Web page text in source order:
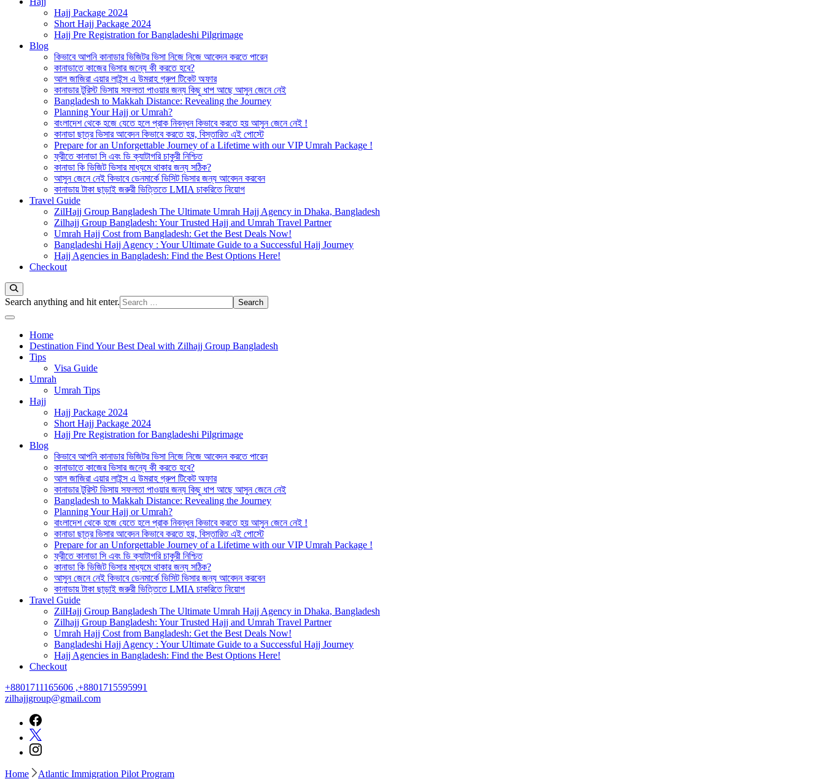
Hajj Package 2024
Short Hajj Package 2024
Hajj Pre Registration for Bangladeshi Pilgrimage
Blog
কিভাবে আপনি কানাডার ভিজিটর ভিসা নিজে নিজে আবেদন করতে পারেন
কানাডাতে কাজের ভিসার জন্যে কী করতে হবে?
আল জাজিরা এয়ার লাইন্স এ উমরাহ গ্রুপ টিকেট অফার
কানাডার টুরিস্ট ভিসায় সফলতা পাওয়ার জন্য কিছু ধাপ আছে আসুন জেনে নেই
Bangladesh to Makkah Distance: Revealing the Journey
Planning Your Hajj or Umrah?
বাংলাদেশ থেকে হজে যেতে হলে প্রাক নিবন্ধন কিভাবে করতে হয় আসুন জেনে নেই !
কানাডা ছাত্র ভিসার আবেদন কিভাবে করতে হয়, বিস্তারিত এই পোস্টে
Prepare for an Unforgettable Journey of a Lifetime with our VIP Umrah Package !
ফ্রীতে কানাডা সি এবং ডি ক্যাটাগরি চাকুরী নিশ্চিত
কানাডা কি ভিজিট ভিসার মাধ্যমে থাকার জন্য সঠিক?
আসুন জেনে নেই কিভাবে ডেনমার্কে ভিসিট ভিসার জন্য আবেদন করবেন
কানাডায় টাকা ছাড়াই জরুরী ভিত্তিতে LMIA চাকরিতে নিয়োগ
Travel Guide
ZilHajj Group Bangladesh The Ultimate Umrah Hajj Agency in Dhaka, Bangladesh
Zilhajj Group Bangladesh: Your Trusted Hajj and Umrah Travel Partner
Umrah Hajj Cost from Bangladesh: Get the Best Deals Now!
Bangladeshi Hajj Agency : Your Ultimate Guide to a Successful Hajj Journey
Hajj Agencies in Bangladesh: Find the Best Options Here!
Checkout
Looking
Something?
Search anything and hit enter.
Home
Destination Find Your Best Deal with Zilhajj Group Bangladesh
Tips
Visa Guide
Umrah
Umrah Tips
Hajj
Hajj Package 2024
Short Hajj Package 2024
Hajj Pre Registration for Bangladeshi Pilgrimage
Blog
কিভাবে আপনি কানাডার ভিজিটর ভিসা নিজে নিজে আবেদন করতে পারেন
কানাডাতে কাজের ভিসার জন্যে কী করতে হবে?
আল জাজিরা এয়ার লাইন্স এ উমরাহ গ্রুপ টিকেট অফার
কানাডার টুরিস্ট ভিসায় সফলতা পাওয়ার জন্য কিছু ধাপ আছে আসুন জেনে নেই
Bangladesh to Makkah Distance: Revealing the Journey
Planning Your Hajj or Umrah?
বাংলাদেশ থেকে হজে যেতে হলে প্রাক নিবন্ধন কিভাবে করতে হয় আসুন জেনে নেই !
কানাডা ছাত্র ভিসার আবেদন কিভাবে করতে হয়, বিস্তারিত এই পোস্টে
Prepare for an Unforgettable Journey of a Lifetime with our VIP Umrah Package !
ফ্রীতে কানাডা সি এবং ডি ক্যাটাগরি চাকুরী নিশ্চিত
কানাডা কি ভিজিট ভিসার মাধ্যমে থাকার জন্য সঠিক?
আসুন জেনে নেই কিভাবে ডেনমার্কে ভিসিট ভিসার জন্য আবেদন করবেন
কানাডায় টাকা ছাড়াই জরুরী ভিত্তিতে LMIA চাকরিতে নিয়োগ
Travel Guide
ZilHajj Group Bangladesh The Ultimate Umrah Hajj Agency in Dhaka, Bangladesh
Zilhajj Group Bangladesh: Your Trusted Hajj and Umrah Travel Partner
Umrah Hajj Cost from Bangladesh: Get the Best Deals Now!
Bangladeshi Hajj Agency : Your Ultimate Guide to a Successful Hajj Journey
Hajj Agencies in Bangladesh: Find the Best Options Here!
Checkout
+8801711165606 ,+8801715595991
zilhajjgroup@gmail.com
Home Atlantic Immigration Pilot Program